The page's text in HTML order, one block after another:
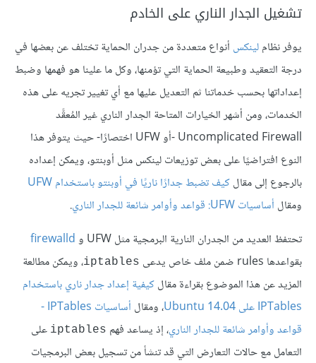
تشغيل الجدار الناري على الخادم
يوفر نظاملينكس أنواع متعددة من جدران الحماية تختلف عن بعضها في
درجة التعقيد وطبيعة الحماية التي تؤمنها، وكل ما علينا هو فهمها وضبط
إعداداتها بحسب خدماتنا ثم التعديل عليها مع أي تغيير تجريه على هذه
الخدمات، ومن أشهر الخيارات المتاحة الجدار الناري غير المُعقَّد
Uncomplicated Firewall -أو UFW اختصارًا- حيث يتوفر هذا
النوع افتراضيًا على بعض توزيعات لينكس مثل أوبنتو، ويمكن إعداده
بالرجوع إلى مقالكيف تضبط جدارًا ناريًا في أوبنتو باستخدام UFW
ومقال أساسيات UFW: قواعد وأوامر شائعة للجدار الناري
.
تحتفظ العديد من الجدران النارية البرمجية مثل UFW و
firewalld
بقواعدها rules ضمن ملف خاص يدعى
iptables، ويمكن مطالعة
المزيد عن هذا الموضوع بقراءة مقالكيفية إعداد جدار ناري باستخدام
IPTables على Ubuntu 14.04
، ومقال
أساسيات IPTables -
قواعد وأوامر شائعة للجدار الناري، إذ يساعد فهم iptables على
التعامل مع حالات التعارض التي قد تنشأ من تسجيل بعض البرمجيات